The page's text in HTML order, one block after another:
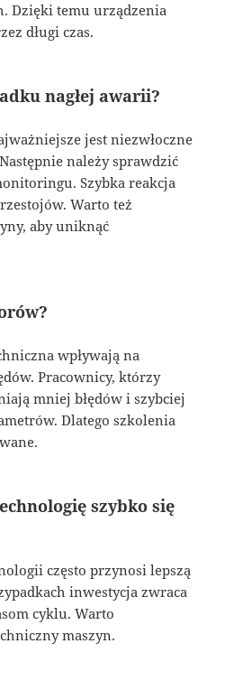
Dzięki temu urządzenia
długi czas.
nagłej awarii?
jest niezwłoczne
należy sprawdzić
Szybka reakcja
Warto też
aby uniknąć
wpływają na
Pracownicy, którzy
mniej błędów i szybciej
Dlatego szkolenia
szybko się
często przynosi lepszą
inwestycja zwraca
cyklu. Warto
maszyn.